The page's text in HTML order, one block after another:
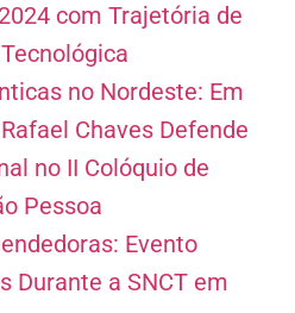
com Trajetória de
no Nordeste: Em
Chaves Defende
no II Colóquio de
Pessoa
Evento
Durante a SNCT em